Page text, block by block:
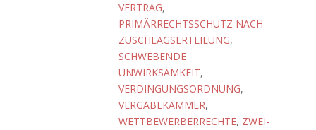
VERTRAG,
PRIMÄRRECHTSSCHUTZ NACH
ZUSCHLAGSERTEILUNG,
SCHWEBENDE
UNWIRKSAMKEIT,
VERDINGUNGSORDNUNG,
VERGABEKAMMER,
WETTBEWERBERRECHTE, ZWEI-